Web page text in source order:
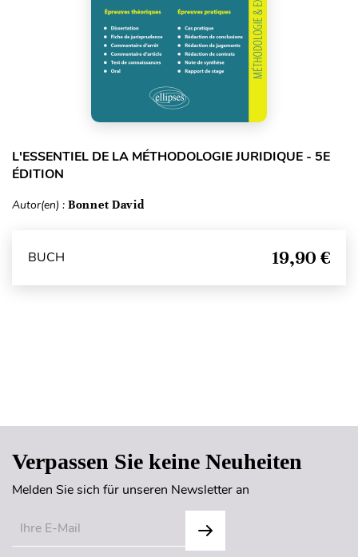
L'ESSENTIEL DE LA MÉTHODOLOGIE JURIDIQUE - 5E
ÉDITION
Autor(en) : Bonnet David
BUCH 19,90 €
Verpassen Sie keine Neuheiten
Melden Sie sich für unseren Newsletter an